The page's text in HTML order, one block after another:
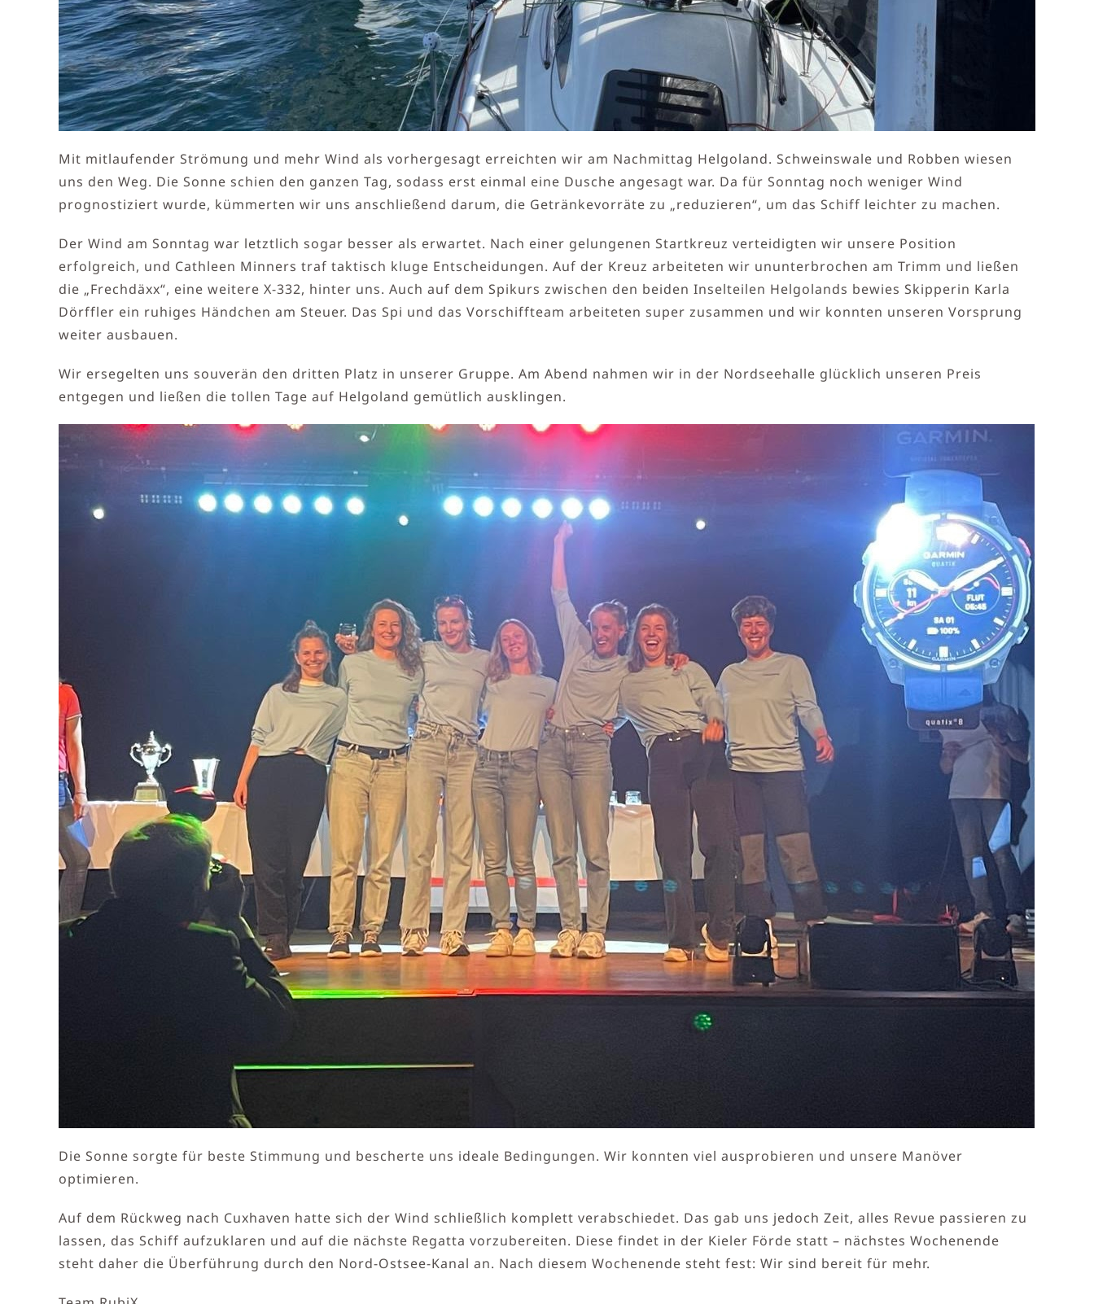
Mit mitlaufender Strömung und mehr Wind als vorhergesagt erreichten wir am Nachmittag Helgoland. Schweinswale und Robben wiesen
uns den Weg. Die Sonne schien den ganzen Tag, sodass erst einmal eine Dusche angesagt war. Da für Sonntag noch weniger Wind
prognostiziert wurde, kümmerten wir uns anschließend darum, die Getränkevorräte zu „reduzieren“, um das Schiff leichter zu machen.
Der Wind am Sonntag war letztlich sogar besser als erwartet. Nach einer gelungenen Startkreuz verteidigten wir unsere Position
erfolgreich, und Cathleen Minners traf taktisch kluge Entscheidungen. Auf der Kreuz arbeiteten wir ununterbrochen am Trimm und ließen
die „Frechdäxx“, eine weitere X-332, hinter uns. Auch auf dem Spikurs zwischen den beiden Inselteilen Helgolands bewies Skipperin Karla
Dörffler ein ruhiges Händchen am Steuer. Das Spi und das Vorschiffteam arbeiteten super zusammen und wir konnten unseren Vorsprung
weiter ausbauen.
Wir ersegelten uns souverän den dritten Platz in unserer Gruppe. Am Abend nahmen wir in der Nordseehalle glücklich unseren Preis
entgegen und ließen die tollen Tage auf Helgoland gemütlich ausklingen.
Die Sonne sorgte für beste Stimmung und bescherte uns ideale Bedingungen. Wir konnten viel ausprobieren und unsere Manöver
optimieren.
Auf dem Rückweg nach Cuxhaven hatte sich der Wind schließlich komplett verabschiedet. Das gab uns jedoch Zeit, alles Revue passieren zu
lassen, das Schiff aufzuklaren und auf die nächste Regatta vorzubereiten. Diese findet in der Kieler Förde statt – nächstes Wochenende
steht daher die Überführung durch den Nord-Ostsee-Kanal an. Nach diesem Wochenende steht fest: Wir sind bereit für mehr.